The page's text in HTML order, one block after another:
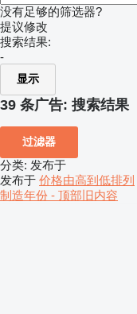
没有足够的筛选器?
提议修改
搜索结果:
-
显示
39 条广告: 搜索结果
过滤器
分类: 发布于
发布于 价格由高到低排列
制造年份 - 顶部旧内容